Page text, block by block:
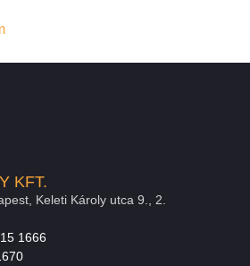
KFT.
Keleti Károly utca 9., 2.
1666